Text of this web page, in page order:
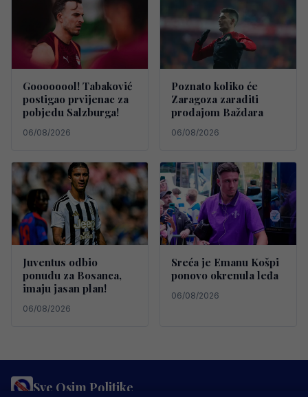
Goooooool! Tabaković
postigao prvijenac za
pobjedu Salzburga!
06/08/2026
Poznato koliko će
Zaragoza zaraditi
prodajom Baždara
06/08/2026
Juventus odbio
ponudu za Bosanca,
imaju jasan plan!
06/08/2026
Sreća je Emanu Košpi
ponovo okrenula leđa
06/08/2026
Sve Osim Politike